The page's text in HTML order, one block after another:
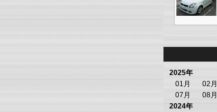
2025年
01月
02月
07月
08月
2024年